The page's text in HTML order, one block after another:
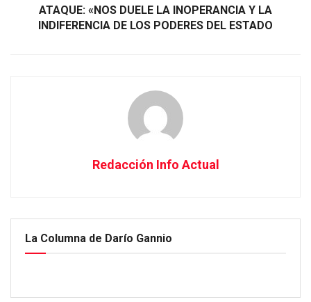
ATAQUE: «NOS DUELE LA INOPERANCIA Y LA
INDIFERENCIA DE LOS PODERES DEL ESTADO
Redacción Info Actual
La Columna de Darío Gannio